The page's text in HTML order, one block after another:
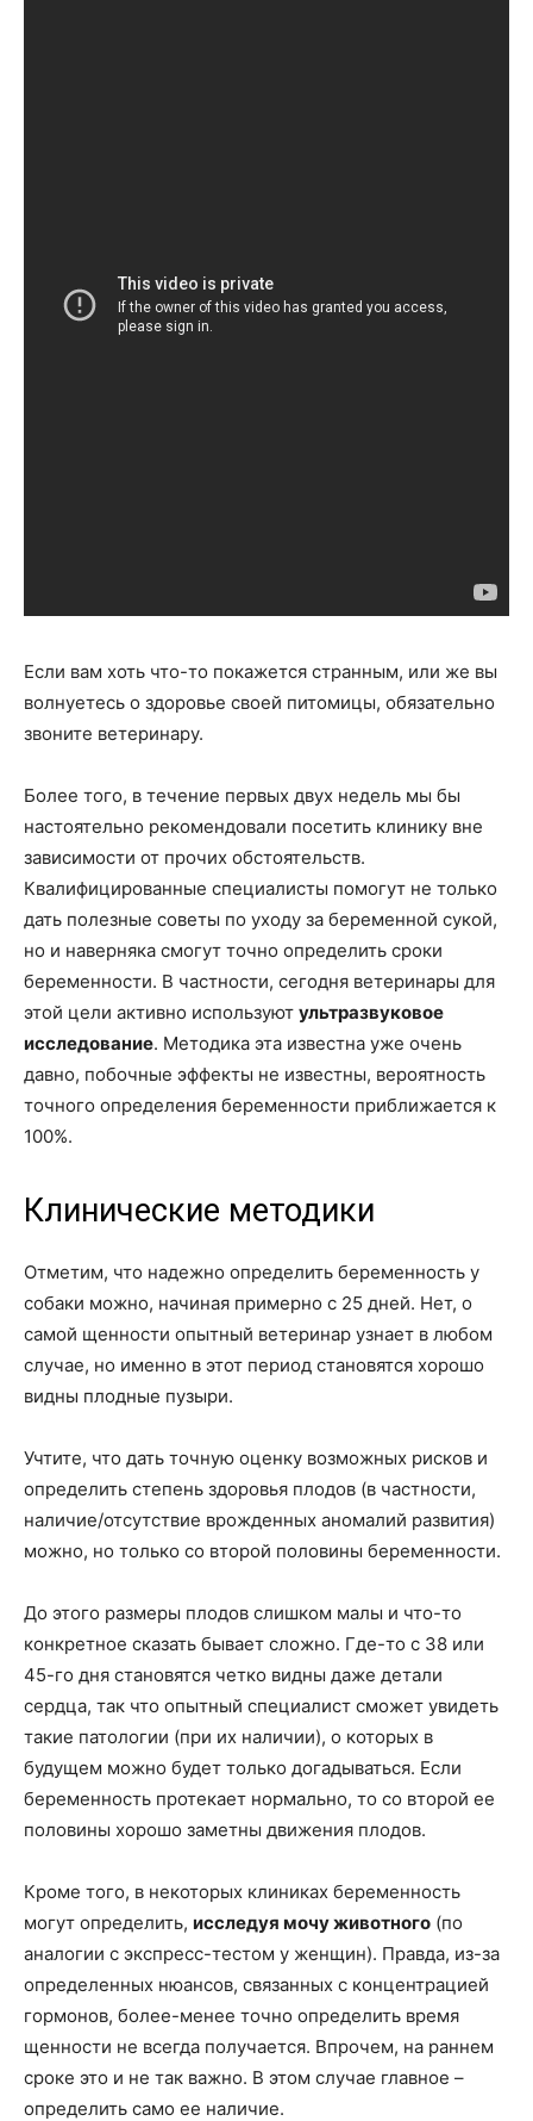
Если вам хоть что-то покажется странным, или же вы
волнуетесь о здоровье своей питомицы, обязательно
звоните ветеринару.
Более того, в течение первых двух недель мы бы
настоятельно рекомендовали посетить клинику вне
зависимости от прочих обстоятельств.
Квалифицированные специалисты помогут не только
дать полезные советы по уходу за беременной сукой,
но и наверняка смогут точно определить сроки
беременности. В частности, сегодня ветеринары для
этой цели активно используют ультразвуковое
исследование. Методика эта известна уже очень
давно, побочные эффекты не известны, вероятность
точного определения беременности приближается к
100%.
Клинические методики
Отметим, что надежно определить беременность у
собаки можно, начиная примерно с 25 дней. Нет, о
самой щенности опытный ветеринар узнает в любом
случае, но именно в этот период становятся хорошо
видны плодные пузыри.
Учтите, что дать точную оценку возможных рисков и
определить степень здоровья плодов (в частности,
наличие/отсутствие врожденных аномалий развития)
можно, но только со второй половины беременности.
До этого размеры плодов слишком малы и что-то
конкретное сказать бывает сложно. Где-то с 38 или
45-го дня становятся четко видны даже детали
сердца, так что опытный специалист сможет увидеть
такие патологии (при их наличии), о которых в
будущем можно будет только догадываться. Если
беременность протекает нормально, то со второй ее
половины хорошо заметны движения плодов.
Кроме того, в некоторых клиниках беременность
могут определить, исследуя мочу животного (по
аналогии с экспресс-тестом у женщин). Правда, из-за
определенных нюансов, связанных с концентрацией
гормонов, более-менее точно определить время
щенности не всегда получается. Впрочем, на раннем
сроке это и не так важно. В этом случае главное –
определить само ее наличие.